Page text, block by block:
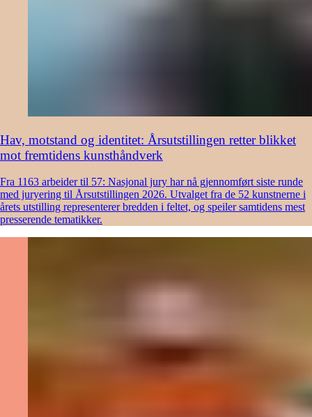
Hav, motstand og identitet: Årsutstillingen retter blikket
mot fremtidens kunsthåndverk
Fra 1163 arbeider til 57: Nasjonal jury har nå gjennomført siste runde
med juryering til Årsutstillingen 2026. Utvalget fra de 52 kunstnerne i
årets utstilling representerer bredden i feltet, og speiler samtidens mest
presserende tematikker.